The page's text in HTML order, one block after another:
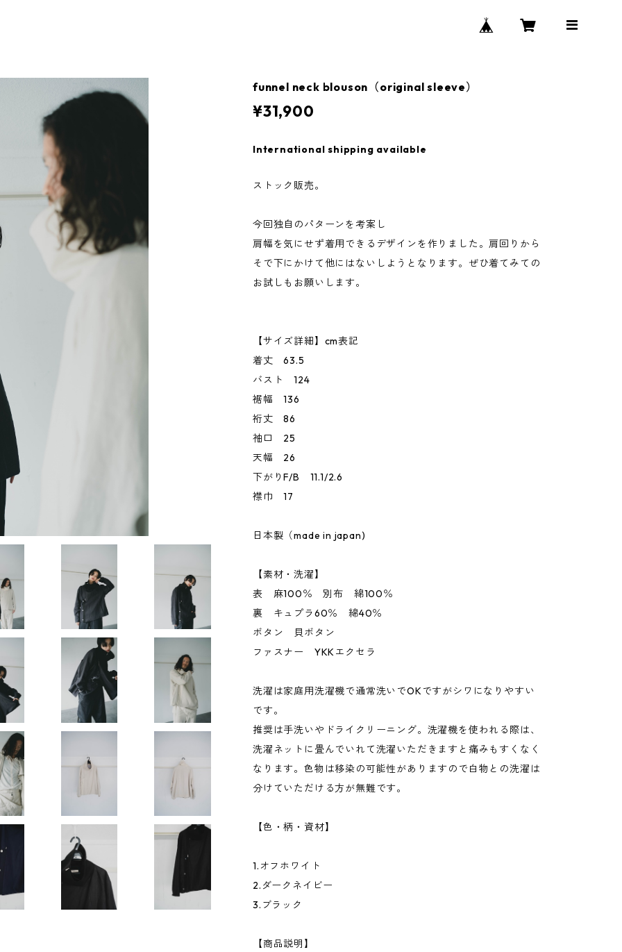
funnel neck blouson（original sleeve）
¥31,900
International shipping available
ストック販売。
今回独自のパターンを考案し
肩幅を気にせず着用できるデザインを作りました。肩回りから
そで下にかけて他にはないしようとなります。ぜひ着てみての
お試しもお願いします。
【サイズ詳細】cm表記
着丈 63.5
バスト 124
裾幅 136
裄丈 86
袖口 25
天幅 26
下がりF/B 11.1/2.6
襟巾 17
日本製（made in japan)
【素材・洗濯】
表 麻100％ 別布 綿100％
裏 キュプラ60％ 綿40％
ボタン 貝ボタン
ファスナー YKKエクセラ
洗濯は家庭用洗濯機で通常洗いでOKですがシワになりやすい
です。
推奨は手洗いやドライクリーニング。洗濯機を使われる際は、
洗濯ネットに畳んでいれて洗濯いただきますと痛みもすくなく
なります。色物は移染の可能性がありますので白物との洗濯は
分けていただける方が無難です。
【色・柄・資材】
1.オフホワイト
2.ダークネイビー
3.ブラック
【商品説明】